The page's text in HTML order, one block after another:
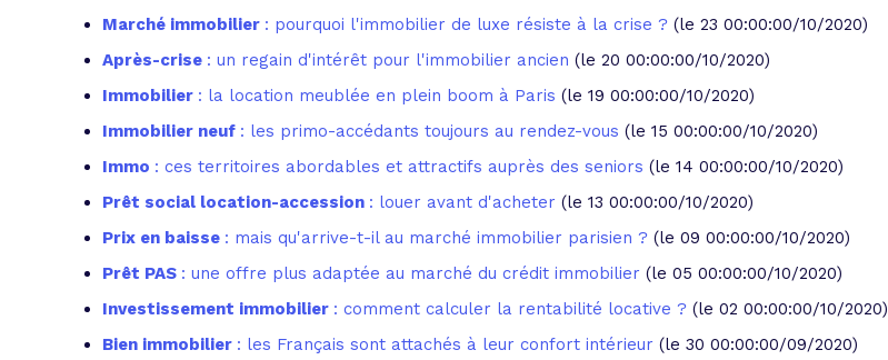
Marché immobilier : pourquoi l'immobilier de luxe résiste à la crise ? (le 23 00:00:00/10/2020)
Après-crise : un regain d'intérêt pour l'immobilier ancien (le 20 00:00:00/10/2020)
Immobilier : la location meublée en plein boom à Paris (le 19 00:00:00/10/2020)
Immobilier neuf : les primo-accédants toujours au rendez-vous (le 15 00:00:00/10/2020)
Immo : ces territoires abordables et attractifs auprès des seniors (le 14 00:00:00/10/2020)
Prêt social location-accession : louer avant d'acheter (le 13 00:00:00/10/2020)
Prix en baisse : mais qu'arrive-t-il au marché immobilier parisien ? (le 09 00:00:00/10/2020)
Prêt PAS : une offre plus adaptée au marché du crédit immobilier (le 05 00:00:00/10/2020)
Investissement immobilier : comment calculer la rentabilité locative ? (le 02 00:00:00/10/2020)
Bien immobilier : les Français sont attachés à leur confort intérieur (le 30 00:00:00/09/2020)